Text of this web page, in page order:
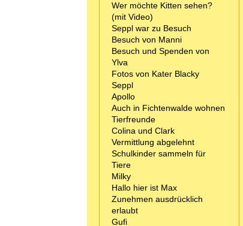
Wer möchte Kitten sehen?
(mit Video)
Seppl war zu Besuch
Besuch von Manni
Besuch und Spenden von
Ylva
Fotos von Kater Blacky
Seppl
Apollo
Auch in Fichtenwalde wohnen
Tierfreunde
Colina und Clark
Vermittlung abgelehnt
Schulkinder sammeln für
Tiere
Milky
Hallo hier ist Max
Zunehmen ausdrücklich
erlaubt
Gufi